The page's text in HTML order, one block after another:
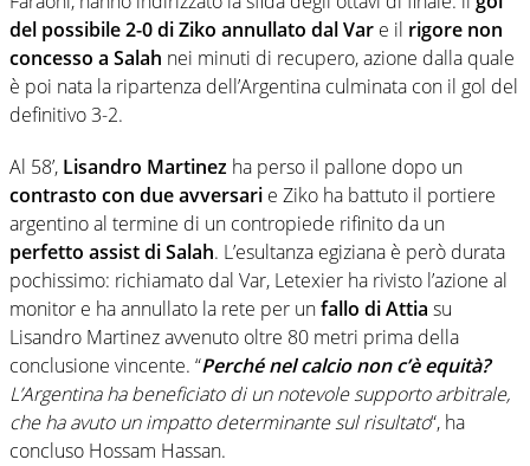
del possibile 2-0 di Ziko annullato dal Var e il rigore non
concesso a Salah nei minuti di recupero, azione dalla quale
è poi nata la ripartenza dell’Argentina culminata con il gol del
definitivo 3-2.
Al 58’, Lisandro Martinez ha perso il pallone dopo un
contrasto con due avversari e Ziko ha battuto il portiere
argentino al termine di un contropiede rifinito da un
perfetto assist di Salah. L’esultanza egiziana è però durata
pochissimo: richiamato dal Var, Letexier ha rivisto l’azione al
monitor e ha annullato la rete per unfallo di Attia su
Lisandro Martinez avvenuto oltre 80 metri prima della
conclusione vincente. “Perché nel calcio non c’è equità?
L’Argentina ha beneficiato di un notevole supporto arbitrale,
che ha avuto un impatto determinante sul risultato“, ha
concluso Hossam Hassan.